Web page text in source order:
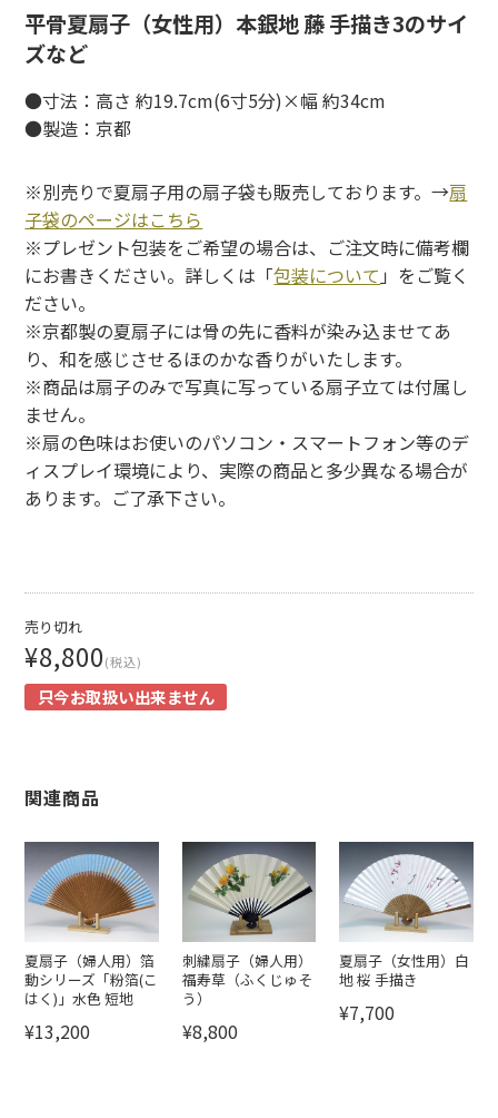
平骨夏扇子（女性用）本銀地 藤 手描き3のサイ
ズなど
●寸法：高さ 約19.7cm(6寸5分)×幅 約34cm
●製造：京都
※別売りで夏扇子用の扇子袋も販売しております。→扇
子袋のページはこちら
※プレゼント包装をご希望の場合は、ご注文時に備考欄
にお書きください。詳しくは「包装について 」をご覧く
ださい。
※京都製の夏扇子には骨の先に香料が染み込ませてあ
り、和を感じさせるほのかな香りがいたします。
※商品は扇子のみで写真に写っている扇子立ては付属し
ません。
※扇の色味はお使いのパソコン・スマートフォン等のデ
ィスプレイ環境により、実際の商品と多少異なる場合が
あります。ご了承下さい。
売り切れ
¥8,800(税込)
只今お取扱い出来ません
関連商品
夏扇子（婦人用）箔
動シリーズ「粉箔(こ
はく)」水色 短地
¥13,200
刺繍扇子（婦人用）
福寿草（ふくじゅそ
う）
¥8,800
夏扇子（女性用）白
地 桜 手描き
¥7,700